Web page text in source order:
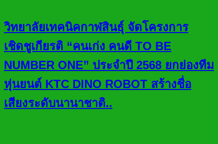
วิทยาลัยเทคนิคกาฬสินธุ์ จัดโครงการ
เชิดชูเกียรติ “คนเก่ง คนดี TO BE
NUMBER ONE” ประจำปี 2568 ยกย่องทีม
หุ่นยนต์ KTC DINO ROBOT สร้างชื่อ
เสียงระดับนานาชาติ..